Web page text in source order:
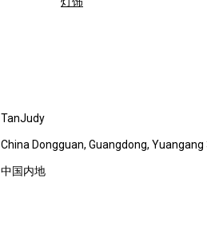
TanJudy
China Dongguan, Guangdong,
中国内地